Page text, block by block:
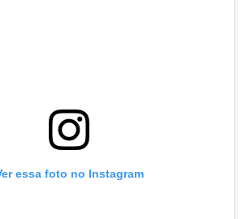
essa foto no Instagram